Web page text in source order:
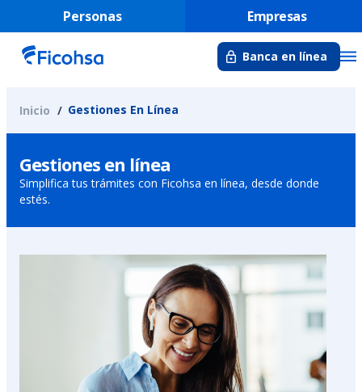
Personas Empresas
Banca en línea
Inicio Gestiones En Línea
Gestiones en línea
Simplifica tus trámites con Ficohsa en línea, desde donde
estés.